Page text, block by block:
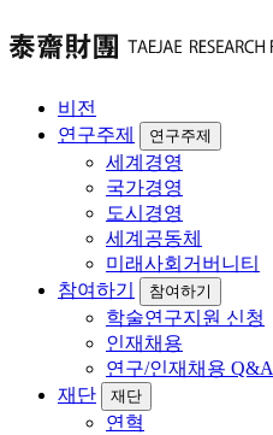
비전
연구주제
연구주제
세계경영
국가경영
도시경영
세계공동체
미래사회거버니티
참여하기
참여하기
학술연구지원 신청
인재채용
연구/인재채용 Q&A
재단
재단
연혁